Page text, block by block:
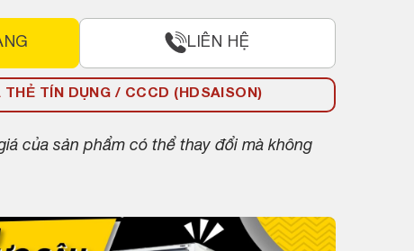
LIÊN HỆ
THẺ TÍN DỤNG / CCCD (HDSAISON)
của sản phẩm có thể thay đổi mà không